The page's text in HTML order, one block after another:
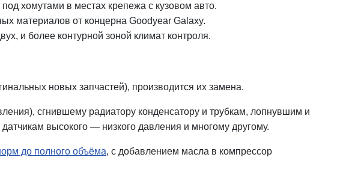
хомутами в местах крепежа с кузовом авто.
материалов от концерна Goodyear Galaxy.
и более контурной зоной климат контроля.
новых запчастей), производится их замена.
сгнившему радиатору конденсатору и трубкам, лопнувшим и
высокого — низкого давления и многому другому.
до полного объёма, с добавлением масла в компрессор